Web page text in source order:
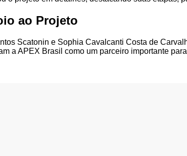
ao Projeto
Scatonin e Sophia Cavalcanti Costa de
a APEX Brasil como um parceiro importante